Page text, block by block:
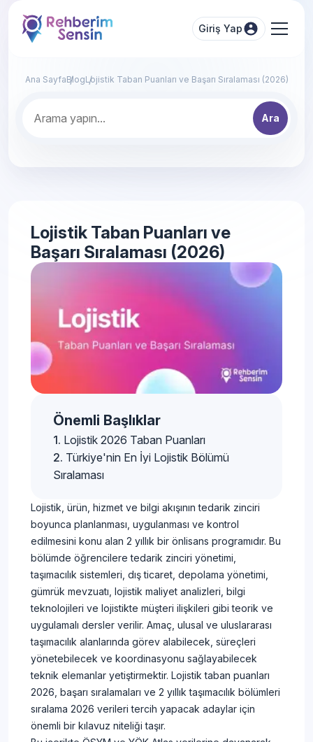
Giriş Yap
Ana SayfaBlogLojistik Taban Puanları ve Başarı Sıralaması (2026)
Ara
Lojistik Taban Puanları ve
Başarı Sıralaması (2026)
Önemli Başlıklar
Lojistik 2026 Taban Puanları
Türkiye'nin En İyi Lojistik Bölümü
Sıralaması
Lojistik, ürün, hizmet ve bilgi akışının tedarik zinciri
boyunca planlanması, uygulanması ve kontrol
edilmesini konu alan 2 yıllık bir önlisans programıdır. Bu
bölümde öğrencilere tedarik zinciri yönetimi,
taşımacılık sistemleri, dış ticaret, depolama yönetimi,
gümrük mevzuatı, lojistik maliyet analizleri, bilgi
teknolojileri ve lojistikte müşteri ilişkileri gibi teorik ve
uygulamalı dersler verilir. Amaç, ulusal ve uluslararası
taşımacılık alanlarında görev alabilecek, süreçleri
yönetebilecek ve koordinasyonu sağlayabilecek
teknik elemanlar yetiştirmektir. Lojistik taban puanları
2026, başarı sıralamaları ve 2 yıllık taşımacılık bölümleri
sıralama 2026 verileri tercih yapacak adaylar için
önemli bir kılavuz niteliği taşır.